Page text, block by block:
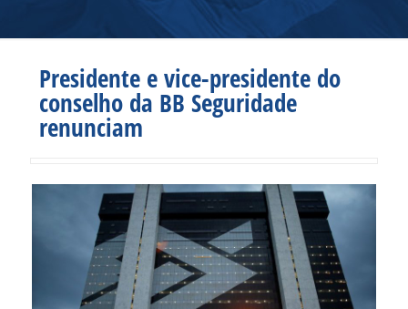
Presidente e vice-presidente do
conselho da BB Seguridade
renunciam